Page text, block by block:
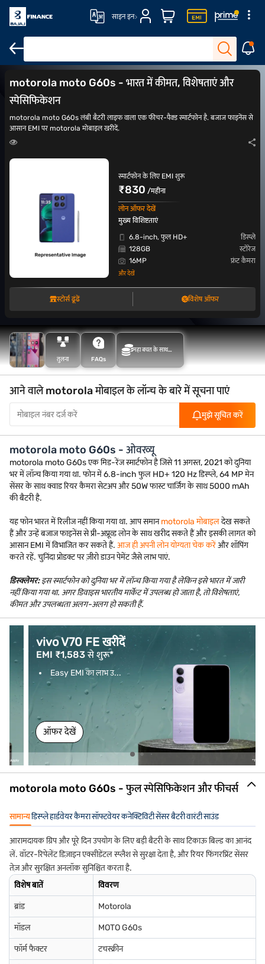
साइन इन
motorola G सीरीज़ मोबाइल फोन ₹20,000 के अंदर मोबाइल फोन ₹30,000
motorola moto G60s - भारत में कीमत, विशेषताएं और
स्पेसिफिकेशन
motorola moto G60s लंबी बैटरी लाइफ वाला एक फीचर-पैक्ड स्मार्टफोन है. बजाज फाइनेंस से
आसान EMI पर motorola मोबाइल खरीदें.
स्मार्टफोन के लिए EMI शुरू
₹830 /महीना
लोन ऑफर देखें
मुख्य विशिष्टताएं
6.8-inch, फुल HD+
डिस्प्ले
128GB
स्टोरेज
16MP
फ्रंट कैमरा
और देखें
स्टोर्स ढूंढें विशेष ऑफर
तुलना FAQs
महा बचत के साथ
आने वाले motorola मोबाइल के लॉन्च के बारे में सूचना पाएं
मुझे सूचित करें
motorola moto G60s - ओवरव्यू
motorola moto G60s एक मिड-रेंज स्मार्टफोन है जिसे 11 अगस्त, 2021 को दुनिया
भर में लॉन्च किया गया था. फोन में 6.8-inch फुल HD+ 120 Hz डिस्प्ले, 64 MP मेन
सेंसर के साथ क्वाड रियर कैमरा सेटअप और 50W फास्ट चार्जिंग के साथ 5000 mAh
की बैटरी है.
यह फोन भारत में रिलीज नहीं किया गया था. आप समानmotorola मोबाइलदेख सकते
हैं और उन्हें बजाज फाइनेंस से प्री-अप्रूव्ड लोन के साथ खरीद सकते हैं और इसकी लागत को
आसान EMI में विभाजित कर सकते हैं. आज ही अपनी लोन योग्यता चेक करेंऔर शॉपिंग
करते रहें. चुनिंदा प्रोडक्ट पर ज़ीरो डाउन पेमेंट जैसे लाभ पाएं.
डिस्क्लेमर:इस स्मार्टफोन को दुनिया भर में लॉन्च किया गया है लेकिन इसे भारत में जारी
नहीं किया गया था. अगर डिवाइस भारतीय मार्केट में उपलब्ध हो जाता है, तो विशेषताएं,
कीमत और उपलब्धता अलग-अलग हो सकती हैं.
vivo V70 FE खरीदें
EMI ₹1,583 से शुरू*
Easy EMI का लाभ उ...
ऑफर देखें
motorola moto G60s - फुल स्पेसिफिकेशन और फीचर्स
सामान्यडिस्प्लेहार्डवेयरकैमरासॉफ्टवेयरकनेक्टिविटीसेंसरबैटरीवारंटीसाउंड
आरामदायक ग्रिप और पूरे दिन उपयोग के लिए बड़ी बैटरी के साथ टिकाऊ बिल्ड का आनंद
लें. वॉटर-रिपेलेंट डिज़ाइन एक्सीडेंटल स्प्लैश से सुरक्षा देता है, और रियर फिंगरप्रिंट सेंसर
तेज़ और सुरक्षित अनलॉक सुनिश्चित करता है.
विशेष बातें
विवरण
ब्रांड Motorola
मॉडल MOTO G60s
फॉर्म फैक्टर टचस्क्रीन